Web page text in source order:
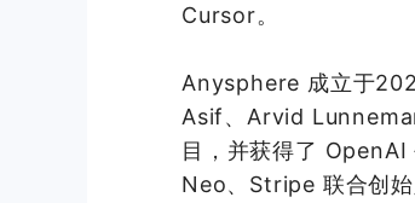
Cursor。
Anysphere 成立于
Asif、Arvid
目，并获得了 OpenAI
Neo、Stripe 联合创